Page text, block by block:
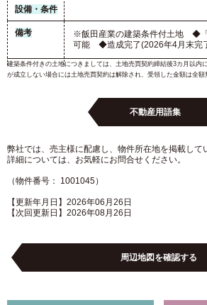
設備・条件
備考
※飯田産業の建築条件付土地 ◆「
可能 ◆造成完了(2026年4月末完
建築条件付きの土地につきましては、土地売買契約締結後3カ月以内
が成立しない場合には土地売買契約は解除され、受領した金額は全額
不動産用語集
弊社では、売主様に配慮し、物件所在地を掲載して
詳細については、お気軽にお問合せください。
（物件番号： 1001045）
【更新年月日】2026年06月26日
【次回更新日】2026年08月26日
周辺地図を確認する